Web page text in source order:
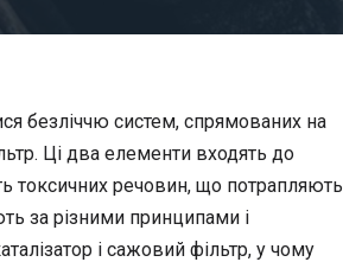
безліччю систем, спрямованих на
Ці два елементи входять до
токсичних речовин, що потрапляють
за різними принципами і
і сажовий фільтр, у чому